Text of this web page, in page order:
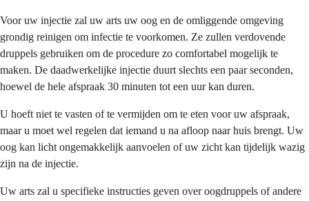
Voor uw injectie zal uw arts uw oog en de omliggende omgeving
grondig reinigen om infectie te voorkomen. Ze zullen verdovende
druppels gebruiken om de procedure zo comfortabel mogelijk te
maken. De daadwerkelijke injectie duurt slechts een paar seconden,
hoewel de hele afspraak 30 minuten tot een uur kan duren.
U hoeft niet te vasten of te vermijden om te eten voor uw afspraak,
maar u moet wel regelen dat iemand u na afloop naar huis brengt. Uw
oog kan licht ongemakkelijk aanvoelen of uw zicht kan tijdelijk wazig
zijn na de injectie.
Uw arts zal u specifieke instructies geven over oogdruppels of andere